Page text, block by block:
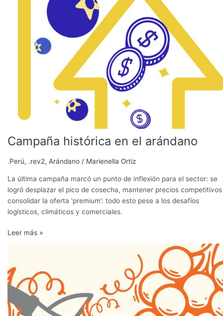
Campaña histórica en el arándano
.Perú, .rev2, Arándano / Marienella Ortiz
La última campaña marcó un punto de inflexión para el sector: se
logró desplazar el pico de cosecha, mantener precios
consolidar la oferta ‘premium’: todo esto pese a los desafíos
logísticos, climáticos y comerciales.
Leer más »
gran
cosecha
la